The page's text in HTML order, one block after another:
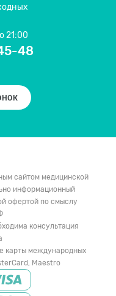
21:00
48
сайтом медицинской
информационный
офертой по смыслу
консультация
карты международных
Maestro